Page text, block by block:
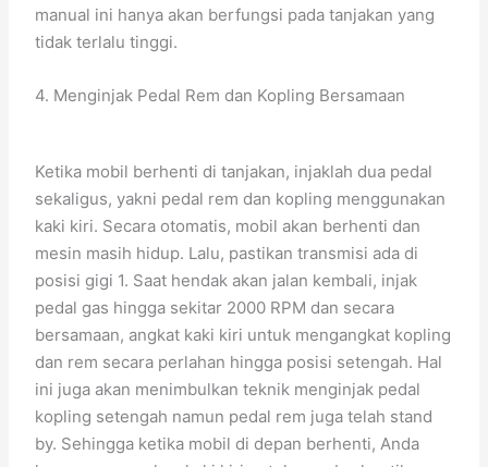
manual ini hanya akan berfungsi pada tanjakan yang
tidak terlalu tinggi.
4. Menginjak Pedal Rem dan Kopling Bersamaan
Ketika mobil berhenti di tanjakan, injaklah dua pedal
sekaligus, yakni pedal rem dan kopling menggunakan
kaki kiri. Secara otomatis, mobil akan berhenti dan
mesin masih hidup. Lalu, pastikan transmisi ada di
posisi gigi 1. Saat hendak akan jalan kembali, injak
pedal gas hingga sekitar 2000 RPM dan secara
bersamaan, angkat kaki kiri untuk mengangkat kopling
dan rem secara perlahan hingga posisi setengah. Hal
ini juga akan menimbulkan teknik menginjak pedal
kopling setengah namun pedal rem juga telah stand
by. Sehingga ketika mobil di depan berhenti, Anda